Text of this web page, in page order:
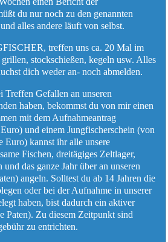
du nur noch zu den genannten
alles andere läuft von selbst.
treffen uns ca. 20 Mal im
stockschießen, kegeln usw. Alles
dich weder an- noch abmelden.
Treffen Gefallen an unseren
haben, bekommst du von mir einen
mit dem Aufnahmeantrag
und einem Jungfischerschein (von
Euro) kannst ihr alle unsere
Fischen, dreitägiges Zeltlager,
das ganze Jahr über an unseren
angeln. Solltest du ab 14 Jahren die
oder bei der Aufnahme in unserer
haben, bist dadurch ein aktiver
Paten). Zu diesem Zeitpunkt sind
zu entrichten.